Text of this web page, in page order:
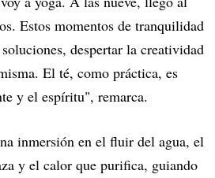
Estos momentos de tranquilidad
despertar la creatividad
El té, como práctica, es
y el espíritu", remarca.
inmersión en el fluir del agua, el
y el calor que purifica, guiando